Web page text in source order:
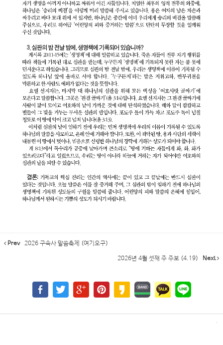
Prev 2026 구속사 말씀축제 (여기오구)
2026년 4월 셋째 주 주보 (4.19) Next